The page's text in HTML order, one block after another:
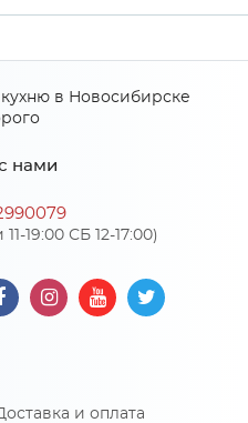
2000
Серый
нами
19:00 СБ 12-17:00)
и оплата